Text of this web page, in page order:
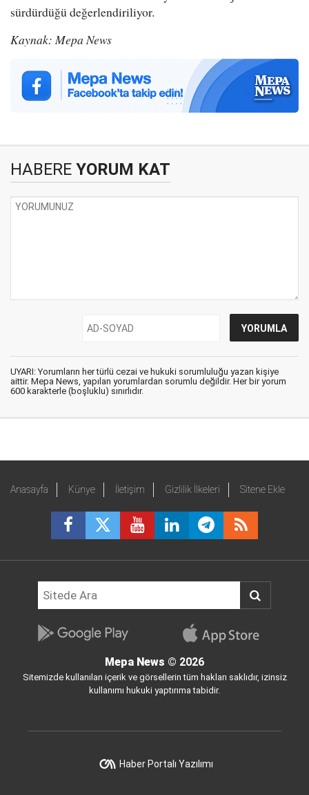
sürdürdüğü değerlendiriliyor.
Kaynak: Mepa News
HABERE YORUM KAT
UYARI: Yorumların her türlü cezai ve hukuki sorumluluğu yazan kişiye
aittir. Mepa News, yapılan yorumlardan sorumlu değildir. Her bir yorum
600 karakterle (boşluklu) sınırlıdır.
Anasayfa Künye İletişim Gizlilik İlkeleri Sitene Ekle
Mepa News © 2026
Sitemizde kullanılan içerik ve görsellerin tüm hakları saklıdır, izinsiz
kullanımı hukuki yaptırıma tabidir.
Haber Portalı Yazılımı